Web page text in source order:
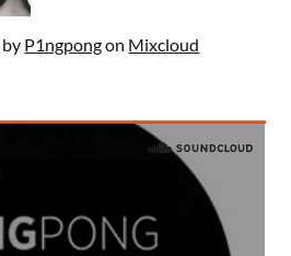
by P1ngpongon Mixcloud